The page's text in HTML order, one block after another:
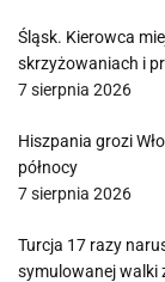
Śląsk. Kierowca
skrzyżowaniach i
7 sierpnia 2026
Hiszpania grozi
północy
7 sierpnia 2026
Turcja 17 razy
symulowanej walki